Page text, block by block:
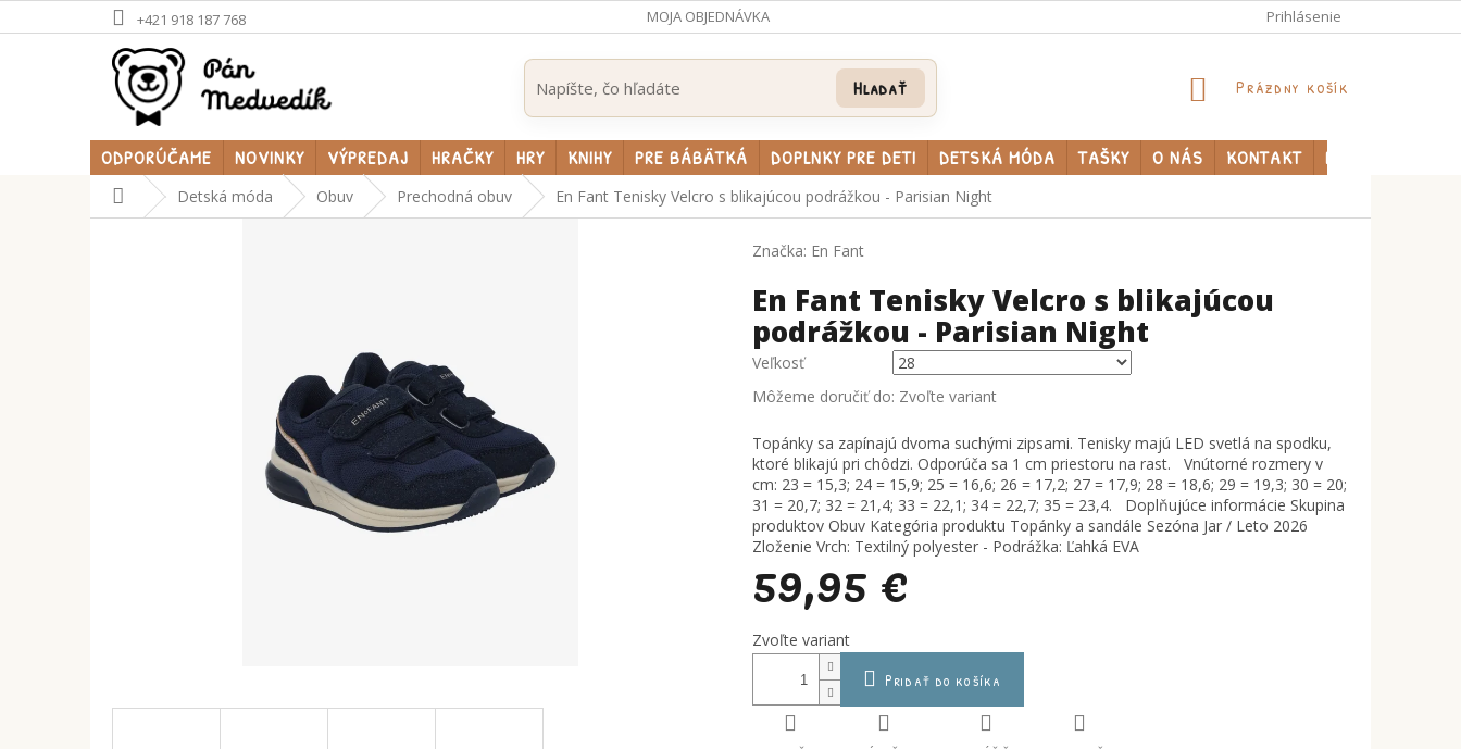
na
+421 918 187 768 MOJA OBJEDNÁVKA Prihlásenie
Hľadať
NÁKUPNÝ
Prázdny košík
ODPORÚČAME NOVINKY VÝPREDAJ HRAČKY HRY KNIHY PRE BÁBÄTKÁ DOPLNKY PRE DETI DETSKÁ MÓDA TAŠKY O NÁS KONTAKT PREDÁVANÉ
DomovDetská móda Obuv Prechodná obuv En Fant Tenisky Velcro s blikajúcou podrážkou - Parisian Night
Značka: En Fant
En Fant Tenisky Velcro s blikajúcou
podrážkou - Parisian Night
59,95 €
Jednotková
cena:
Zvoľte variant
Veľkosť
Môžeme doručiť do: Zvoľte variant
Pridať do košíka
Topánky sa zapínajú dvoma suchými zipsami. Tenisky majú LED svetlá na spodku,
ktoré blikajú pri chôdzi. Odporúča sa 1 cm priestoru na rast. Vnútorné rozmery v
cm: 23 = 15,3; 24 = 15,9; 25 = 16,6; 26 = 17,2; 27 = 17,9; 28 = 18,6; 29 = 19,3; 30 = 20;
31 = 20,7; 32 = 21,4; 33 = 22,1; 34 = 22,7; 35 = 23,4. Doplňujúce informácie Skupina
produktov Obuv Kategória produktu Topánky a sandále Sezóna Jar / Leto 2026
Zloženie Vrch: Textilný polyester - Podrážka: Ľahká EVA